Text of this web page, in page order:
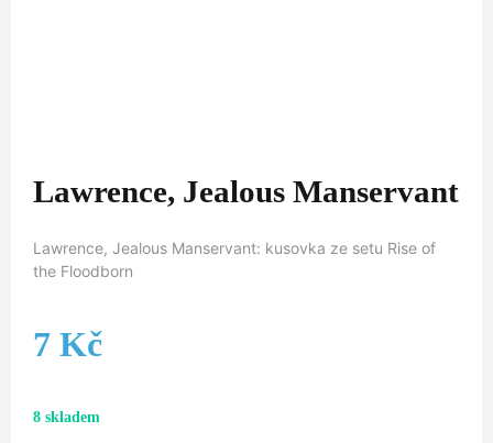
Lawrence, Jealous Manservant
Lawrence, Jealous Manservant: kusovka ze setu Rise of
the Floodborn
7 Kč
8 skladem